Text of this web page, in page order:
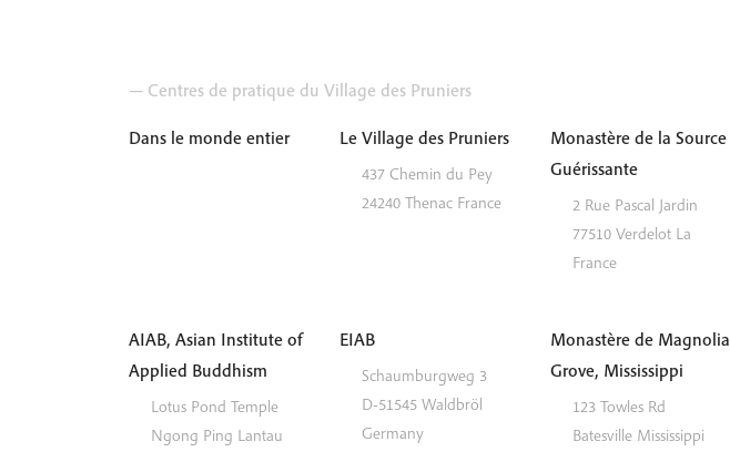
— Centres de pratique du Village des Pruniers
Dans le monde entier Le Village des Pruniers
437 Chemin du Pey
24240 Thenac France
Monastère de la Source
Guérissante
2 Rue Pascal Jardin
77510 Verdelot La
France
AIAB, Asian Institute of
Applied Buddhism
Lotus Pond Temple
Ngong Ping Lantau
EIAB
Schaumburgweg 3
D-51545 Waldbröl
Germany
Monastère de Magnolia
Grove, Mississippi
123 Towles Rd
Batesville Mississippi